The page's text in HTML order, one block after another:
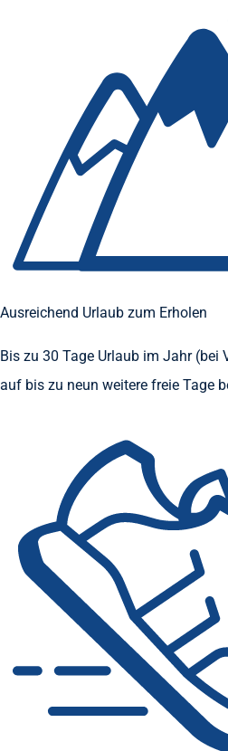
Ausreichend Urlaub zum Erholen
Bis zu 30 Tage Urlaub im Jahr
auf bis zu neun weitere freie Tage